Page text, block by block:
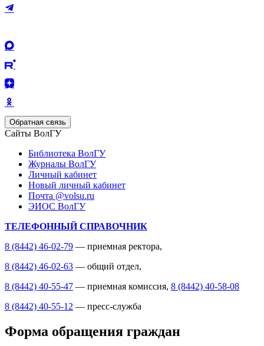
Обратная связь
Сайты ВолГУ
Библиотека ВолГУ
Журналы ВолГУ
Личный кабинет
Новый личный кабинет
Почта @volsu.ru
ЭИОС ВолГУ
ТЕЛЕФОННЫЙ СПРАВОЧНИК
8 (8442) 46-02-79 — приемная ректора,
8 (8442) 46-02-63 — общий отдел,
8 (8442) 40-55-47 — приемная комиссия, 8 (8442) 40-58-08
8 (8442) 40-55-12 — пресс-служба
Форма обращения граждан